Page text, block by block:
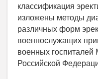
классификация
изложены методы
различных форм
военнослужащих
военных госпиталей
Российской